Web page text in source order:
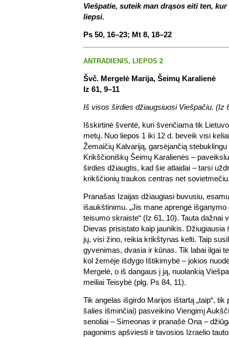
Viešpatie, suteik man drąsos eiti ten,
liepsi.
Ps 50, 16–23; Mt 8, 18–22
ANTRADIENIS, LIEPOS 2
Švč. Mergelė Marija, Šeimų Karalienė
Iz 61, 9–11
Iš visos širdies džiaugsiuosi Viešpačiu. (Iz
Išskirtinė šventė, kuri švenčiama tik
metų. Nuo liepos 1 iki 12 d. beveik visi
Žemaičių Kalvariją, garsėjančią
Krikščioniškų Šeimų Karalienės –
širdies džiaugtis, kad šie atlaidai – tarsi
krikščionių traukos centras net
Pranašas Izaijas džiaugiasi buvusiu,
išaukštinimu. „Jis mane aprengė
teisumo skraiste“ (Iz 61, 10). Tauta dažnai
Dievas prisistato kaip jaunikis. Džiugiausia
jų, visi žino, reikia krikštynas kelti. Taip
gyvenimas, dvasia ir kūnas. Tik labai ilgai
kol žemėje išdygo Ištikimybė – jokios
Mergelė, o iš dangaus į ją, nuolankią
meiliai Teisybė (plg. Ps 84, 11).
Tik angelas išgirdo Marijos ištartą „taip“,
šalies išminčiai) pasveikino Viengimį
senoliai – Simeonas ir pranašė Ona –
pagonims apšviesti ir tavosios Izraelio